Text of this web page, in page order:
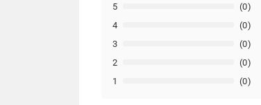
1 (0)
2 (0)
3 (0)
4 (0)
5 (0)